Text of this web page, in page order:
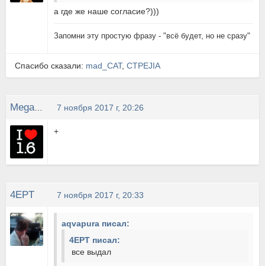
а где же наше согласие?)))
Запомни эту простую фразу - "всё будет, но не сразу"
Спасибо сказали: mad_CAT, CTPEJIA
7 ноября 2017 г, 20:26
+
4EPT 7 ноября 2017 г, 20:33
aqvapura писал:
4EPT писал:
все выдал